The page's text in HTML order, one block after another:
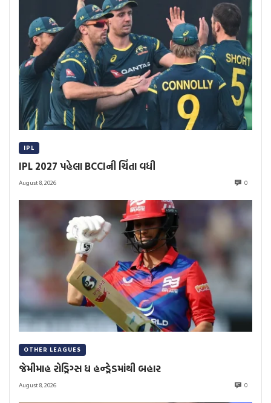
IPL
IPL 2027 પહેલા BCCIની ચિંતા વધી
August 8, 2026 0
OTHER LEAGUES
જેમીમાહ રોડ્રિગ્સ ધ હન્ડ્રેડમાંથી બહાર
August 8, 2026 0